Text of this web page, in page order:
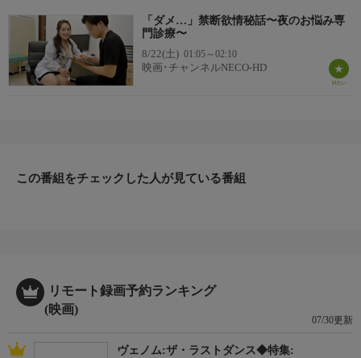
「ダメ…」禁断欲情秘話〜夜のお悩み専
門診療〜
8/22(土) 01:05～02:10
映画･チャンネルNECO-HD
この番組をチェックした人が見ている番組
リモート録画予約ランキング
(映画)
07/30更新
ヴェノム:ザ・ラストダンス◆特集: